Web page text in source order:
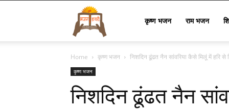
Lyrics
कृष्ण भजन राम भजन
Home कृष्ण भजन निशदिन ढूंढत नैन सांवरिया कैसे मिलूं में हरि से
कृष्ण भजन
निशदिन ढूंढत नैन